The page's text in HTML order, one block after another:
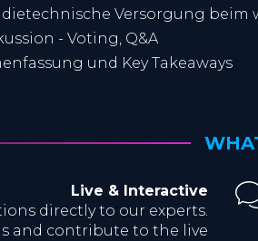
Versorgung beim
- Voting, Q&A
und Key Takeaways
Live & Interactive
directly to our experts.
and contribute to the live